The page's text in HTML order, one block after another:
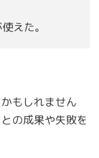
えた。
もしれません
の成果や失敗を